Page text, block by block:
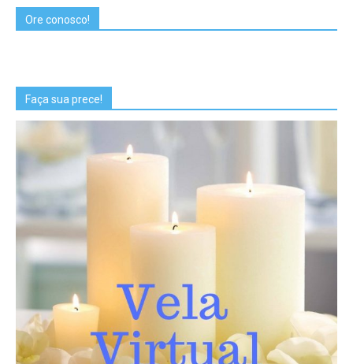
Ore conosco!
Faça sua prece!